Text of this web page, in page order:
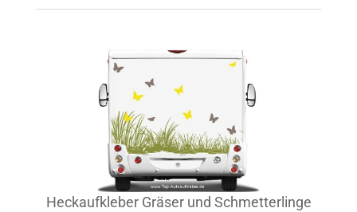
Heckaufkleber Gräser und Schmetterlinge